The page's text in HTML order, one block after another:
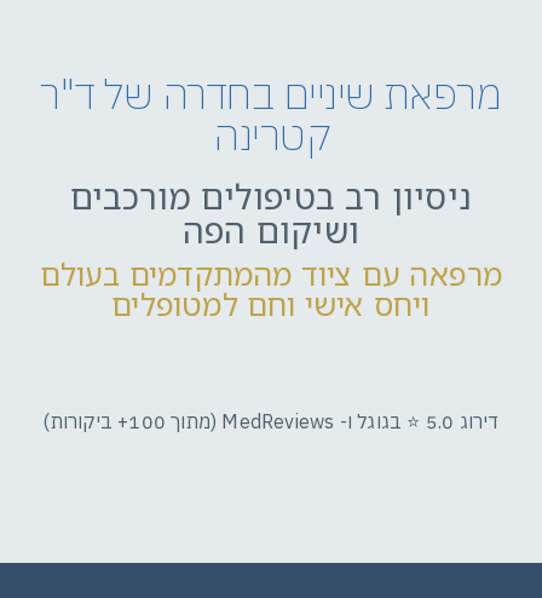
מרפאת שיניים בחדרה של ד"ר
קטרינה
ניסיון רב בטיפולים מורכבים
ושיקום הפה
מרפאה עם ציוד מהמתקדמים בעולם
ויחס אישי וחם למטופלים
דירוג 5.0 ⭐ בגוגל ו- MedReviews (מתוך 100+ ביקורות)